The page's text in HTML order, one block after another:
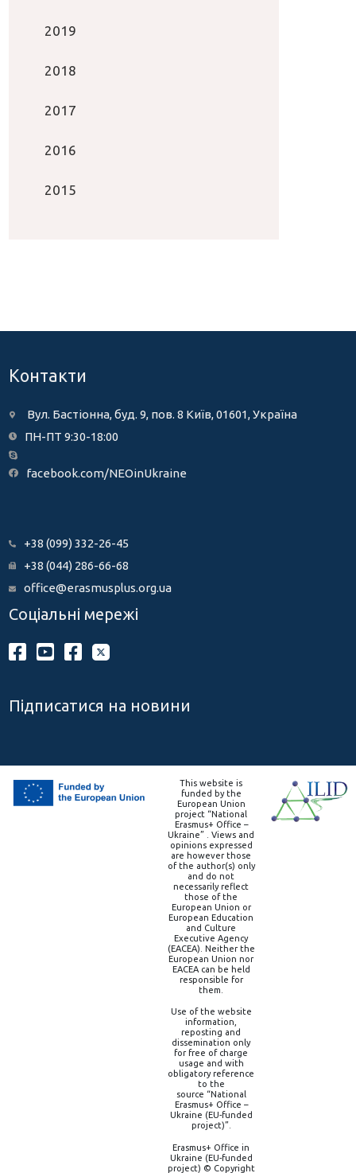
2019
2018
2017
2016
2015
Контакти
Вул. Бастіонна, буд. 9, пов. 8 Київ, 01601, Україна
ПН-ПТ 9:30-18:00
facebook.com/NEOinUkraine
+38 (099) 332-26-45
+38 (044) 286-66-68
office@erasmusplus.org.ua
Соціальні мережі
Підписатися на новини
This website is
funded by the
European Union
project “National
Erasmus+ Office –
Ukraine” . Views and
opinions expressed
are however those
of the author(s) only
and do not
necessarily reflect
those of the
European Union or
European Education
and Culture
Executive Agency
(EACEA). Neither the
European Union nor
EACEA can be held
responsible for
them.
Use of the website
information,
reposting and
dissemination only
for free of charge
usage and with
obligatory reference
to the
source “National
Erasmus+ Office –
Ukraine (EU-funded
project)”.
Erasmus+ Office in
Ukraine (EU-funded
project) © Copyright